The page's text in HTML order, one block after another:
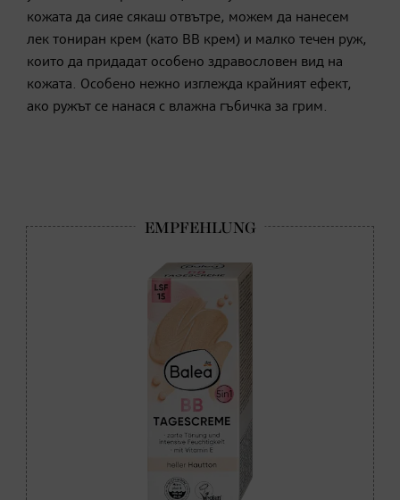
кожата да сияе сякаш отвътре, можем да нанесем
лек тониран крем (като BB крем) и малко течен руж,
които да придадат особено здравословен вид на
кожата. Особено нежно изглежда крайният ефект,
ако ружът се нанася с влажна гъбичка за грим.